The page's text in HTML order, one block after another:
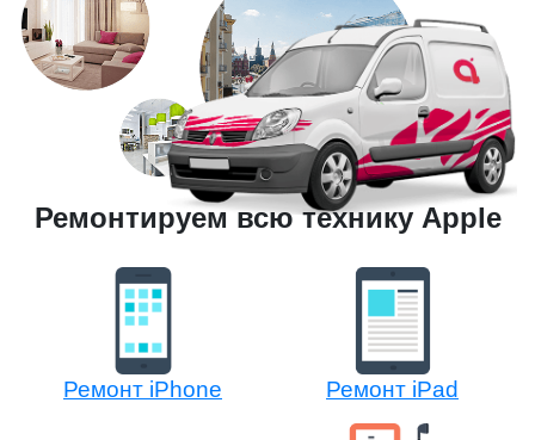
Ремонтируем всю технику Apple
Ремонт iPhone Ремонт iPad